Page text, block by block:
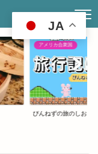
アメリカ合衆国
ぴんねずの旅のしおり
JA